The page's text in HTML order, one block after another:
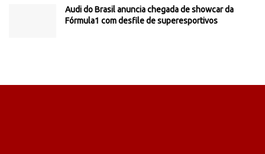
Audi do Brasil anuncia chegada de showcar da
Fórmula1 com desfile de superesportivos